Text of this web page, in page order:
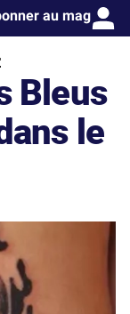
au mag
Bleus
le